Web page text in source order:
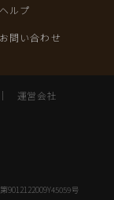
ヘルプ
お問い合わせ
運営会社
9012122009Y45059号